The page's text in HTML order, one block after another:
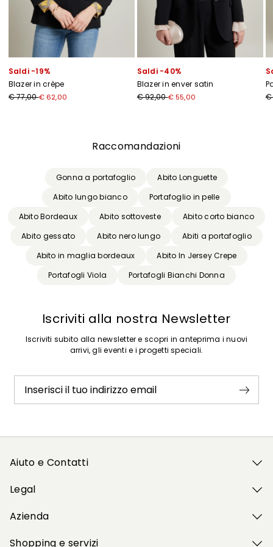
Saldi -19%
Blazer in crèpe
€ 77,00€ 62,00
Saldi -40%
Blazer in enver satin
€ 92,00€ 55,00
€
Raccomandazioni
Gonna a portafoglio
Abito Longuette
Abito lungo bianco
Portafoglio in pelle
Abito Bordeaux
Abito sottoveste
Abito corto bianco
Abito gessato
Abito nero lungo
Abiti a portafoglio
Abito in maglia bordeaux
Abito In Jersey Crepe
Portafogli Viola
Portafogli Bianchi Donna
Iscriviti alla nostra Newsletter
Iscriviti subito alla newsletter e scopri in anteprima i nuovi
arrivi, gli eventi e i progetti speciali.
Inserisci il tuo indirizzo email
Aiuto e Contatti
Legal
Azienda
Shopping e servizi